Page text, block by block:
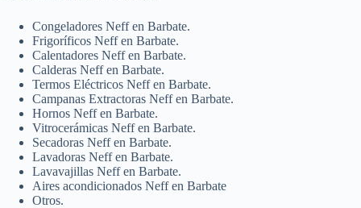
Congeladores Neff en Barbate.
Frigoríficos Neff en Barbate.
Calentadores Neff en Barbate.
Calderas Neff en Barbate.
Termos Eléctricos Neff en Barbate.
Campanas Extractoras Neff en Barbate.
Hornos Neff en Barbate.
Vitrocerámicas Neff en Barbate.
Secadoras Neff en Barbate.
Lavadoras Neff en Barbate.
Lavavajillas Neff en Barbate.
Aires acondicionados Neff en Barbate
Otros.